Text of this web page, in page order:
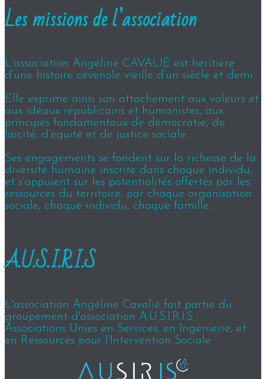
Les missions de l’association
L’association Angéline CAVALIÉ est héritière
d’une histoire cévenole vieille d’un siècle et demi.
Elle exprime ainsi son attachement aux valeurs et
aux idéaux républicains et humanistes, aux
principes fondamentaux de démocratie, de
laïcité, d’équité et de justice sociale.
Ses engagements se fondent sur la richesse de la
diversité humaine inscrite dans chaque individu,
et s’appuient sur les potentialités offertes par les
ressources du territoire, par chaque organisation
sociale, chaque individu, chaque famille.
A.U.S.I.R.I.S
L'association Angéline Cavalié fait partie du
groupement d'association A.U.S.I.R.I.S :
Associations Unies en Services, en Ingénierie, et
en Ressources pour l’Intervention Sociale